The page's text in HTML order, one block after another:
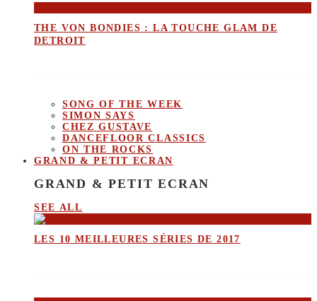
THE VON BONDIES : LA TOUCHE GLAM DE
DETROIT
SONG OF THE WEEK
SIMON SAYS
CHEZ GUSTAVE
DANCEFLOOR CLASSICS
ON THE ROCKS
GRAND & PETIT ECRAN
GRAND & PETIT ECRAN
SEE ALL
LES 10 MEILLEURES SÉRIES DE 2017